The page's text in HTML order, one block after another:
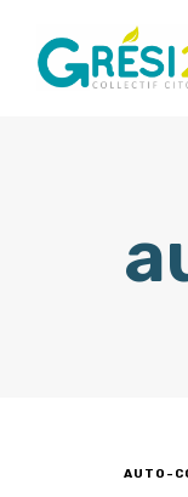
AUTO-